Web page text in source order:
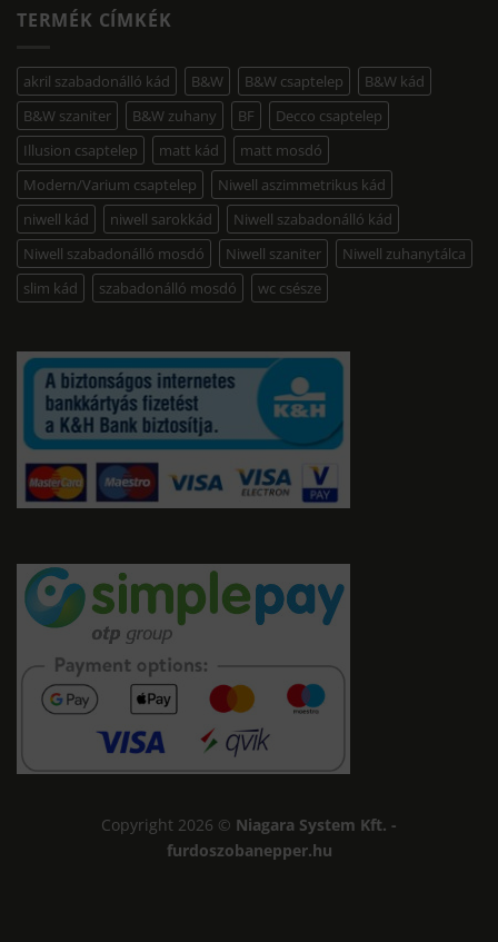
TERMÉK CÍMKÉK
akril szabadonálló kád B&W B&W csaptelep
B&W kád
B&W szaniter
B&W zuhany BF
Decco csaptelep
Illusion csaptelep
matt kád
matt mosdó
Modern/Varium csaptelep
Niwell aszimmetrikus kád
niwell kád
niwell sarokkád
Niwell szabadonálló kád
Niwell szabadonálló mosdó
Niwell szaniter
Niwell zuhanytálca
slim kád
szabadonálló mosdó wc csésze
Copyright 2026 © Niagara System Kft. -
furdoszobanepper.hu